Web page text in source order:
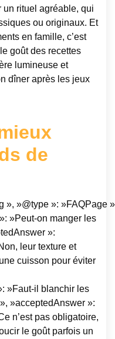
un rituel agréable, qui
ou originaux. Et
en famille, c’est
goût des recettes
lumineuse et
dîner après les jeux
de
», »@type »: »FAQPage
»Peut-on manger les
»:
leur texture et
cuisson pour éviter
»Faut-il blanchir les
»acceptedAnswer »:
n’est pas obligatoire,
le goût parfois un